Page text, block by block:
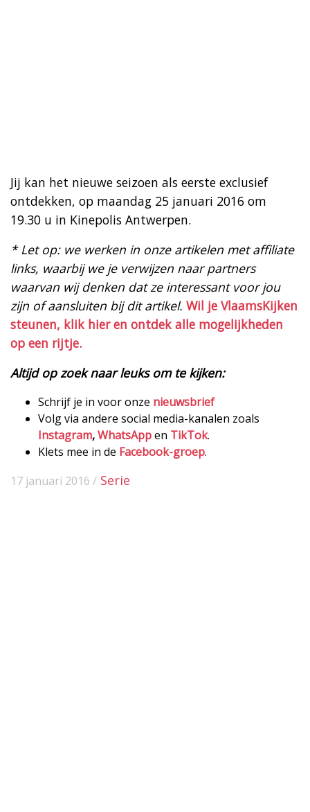
Jij kan het nieuwe seizoen als eerste exclusief
ontdekken, op maandag 25 januari 2016 om
19.30 u in Kinepolis Antwerpen.
* Let op: we werken in onze artikelen met affiliate
links, waarbij we je verwijzen naar partners
waarvan wij denken dat ze interessant voor jou
zijn of aansluiten bij dit artikel. Wil je VlaamsKijken
steunen, klik hier en ontdek alle mogelijkheden
op een rijtje.
Altijd op zoek naar leuks om te kijken:
Schrijf je in voor onze nieuwsbrief
Volg via andere social media-kanalen zoals
Instagram,WhatsAppen TikTok.
Klets mee in de Facebook-groep.
17 januari 2016 / Serie